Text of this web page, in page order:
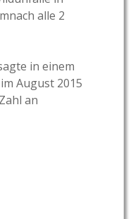
alle 2
in einem
August 2015
an